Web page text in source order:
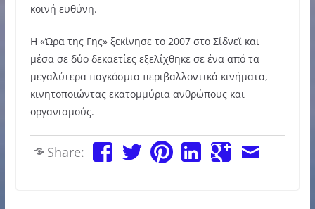
κοινή ευθύνη.
Η «Ώρα της Γης» ξεκίνησε το 2007 στο Σίδνεϊ και
μέσα σε δύο δεκαετίες εξελίχθηκε σε ένα από τα
μεγαλύτερα παγκόσμια περιβαλλοντικά κινήματα,
κινητοποιώντας εκατομμύρια ανθρώπους και
οργανισμούς.
Share: